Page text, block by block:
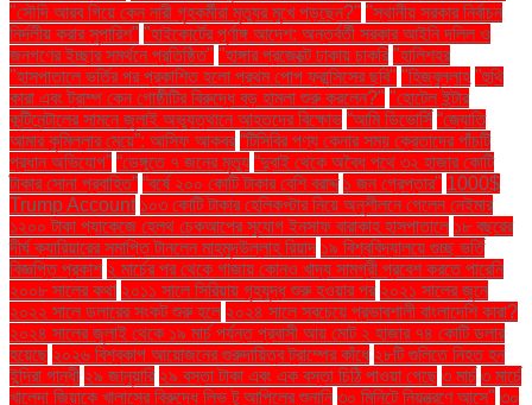
"সৌদি আরব গিয়ে কেন নারী গৃহকর্মীরা মৃত্যুর মুখে পড়ছেন?" "স্থানীয় সরকার নির্বাচন
নির্দলীয় করার সুপারিশ" "হাইকোর্টের পূর্ণাঙ্গ আদেশ: অন্তর্বর্তী সরকার আইনি দলিল ও
জনগণের ইচ্ছার সমর্থনে প্রতিষ্ঠিত" "হাঙ্গার প্রজেক্টে ঢাকায় চাকরি "হালিশহর
"হাসপাতালে ভর্তির পর প্রকাশিত হলো প্রথম পোপ ফ্রান্সিসের ছবি" "হিজবুল্লাহ "হুথি
কারা এবং ট্রাম্প কেন গোষ্ঠীটির বিরুদ্ধে বড় হামলা শুরু করলেন?" "হোটেল ইন্টার
কন্টিনেন্টালের সামনে জুলাই অভ্যুত্থানে আহতদের বিক্ষোভ “আমি ডিভোর্সি “জ্যোতি
আমার কুমিল্লার মেয়ে”: আসিফ আকবর “টিসিবির পণ্য কেনার সময় ক্রেতাদের পাঁচটি
প্রধান অভিযোগ” “ডেঙ্গুতে ৭ জনের মৃত্যু “দুবাই থেকে অবৈধ পথে ৩২ হাজার কোটি
টাকার সোনা প্রবাহিত” “বর্ষে ২০০ কোটি টাকার বেশি বরাদ্দ ১ জন গ্রেপ্তার" 1000$
Trump Account ১০৩ কোটি টাকার হেলিকপ্টার নিয়ে অনুশীলনে গেলেন নেইমার
১২০০ টাকা প্যাকেজে হেলথ চেকআপের সুযোগ ইনসাফ বারাকাহ হাসপাতালে ১৮ বছরের
দীর্ঘ ক্যারিয়ারের সমাপ্তি টানলেন মাহমুদউল্লাহ রিয়াদ ১৯ বিশ্ববিদ্যালয়ে গুচ্ছ ভর্তি
বিজ্ঞপ্তি প্রকাশ ২ মার্চের পর থেকে গাজায় কোনও খাদ্য সামগ্রী প্রবেশ করতে পারেনি
২০০৮ সালের কথা ২০১১ সালে সিরিয়ায় গৃহযুদ্ধ শুরু হওয়ার পর ২০২১ সালের জুনে
২০২২ সালে ডলারের সংকট শুরু হলে ২০২৪ সালে সবচেয়ে প্রভাবশালী বাংলাদেশি কারা?
২০২৪ সালের জুলাই থেকে ১৯ মার্চ পর্যন্ত প্রবাসী আয় মোট ২ হাজার ৭৪ কোটি ডলার
হয়েছে ২০২৬ বিশ্বকাপ আয়োজনের গুরুদায়িত্ব ট্রাম্পের কাঁধে ২৮টি গুলিতে নিহত হন
ইন্দিরা গান্ধী ২৯ জানুয়ারি ২৯ বস্তা টাকা এবং এক বস্তা চিঠি পাওয়া গেছে ৩ মার্চ ৩ মার্চে
খালেদা জিয়াকে খালাসের বিরুদ্ধে লিভ টু আপিলের শুনানি ৩০ মিনিটে নিয়ন্ত্রণে আসে" ৩০